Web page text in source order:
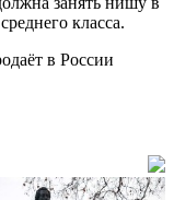
класса.
в России